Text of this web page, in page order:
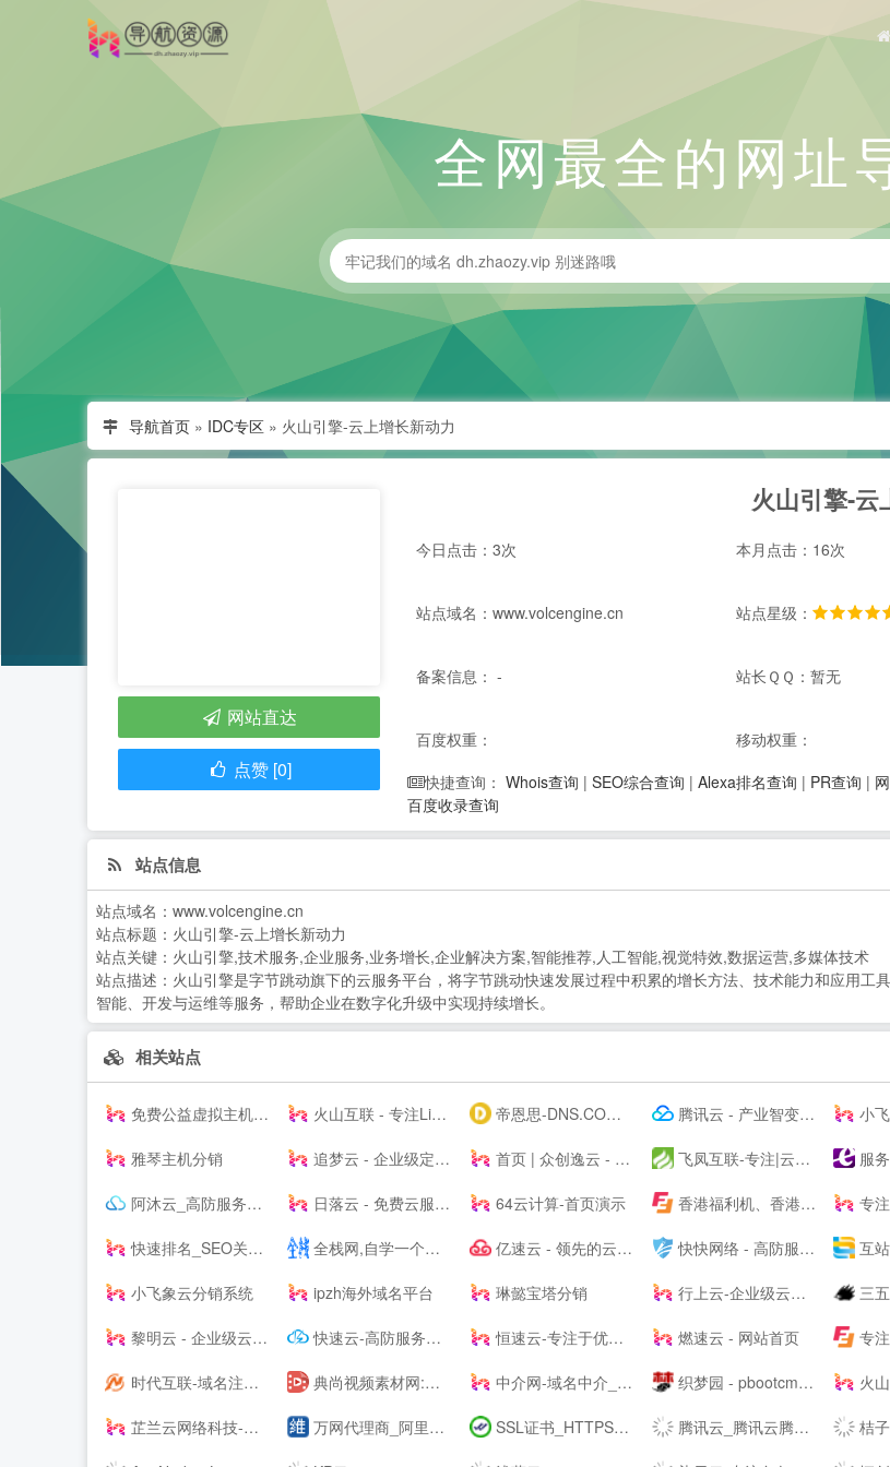
全网最全的网址
导航首页 » IDC专区 » 火山引擎-云上增长新动力
火山引擎-云
今日点击：3次 本月点击：16次
站点域名：www.volcengine.cn 站点星级：
备案信息： - 站长ＱＱ：暂无
百度权重： 移动权重：
快捷查询： Whois查询 | SEO综合查询 | Alexa排名查询 | PR查询 |
百度收录查询
网站直达
点赞 [0]
站点信息
站点域名： www.volcengine.cn
站点标题： 火山引擎-云上增长新动力
站点关键： 火山引擎,技术服务,企业服务,业务增长,企业解决方案,智能推荐,人工智能,视觉特效,数据运营,多媒体技术
站点描述： 火山引擎是字节跳动旗下的云服务平台，将字节跳动快速发展过程中积累的增长方法、技术能力和应用
智能、开发与运维等服务，帮助企业在数字化升级中实现持续增长。
相关站点
免费公益虚拟主机|雷电云互联-公益挂机宝_公益vps挂机宝_公益云电脑_3元挂机宝_4元挂机宝_低价挂机宝_低价云电脑_5元挂机宝_达龙云电脑-挂机宝官网 火山互联 - 专注Linux应用,弹性云主机 - 四川火山互联信息科技有限责任公司 帝恩思-DNS.COM：DNS综合服务提供商-免费DNS解析-云解析-高防CDN-DNS劫持-SSL证书-网站劫持检测-宕机监控-云服务器ECS 腾讯云 - 产业智变 云启未来 小
雅琴主机分销 追梦云 - 企业级定制高防云服务器、虚拟主机、服务器租用托管服务提供商 首页 | 众创逸云 - 为全民开发者而生的专业云服务器 飞凤互联-专注|云主机|云空间|vps主机|拨号vps|虚拟主机|挂机宝|电信服务器|香港服务器 服务器租用_
阿沐云_高防服务器_香港服务器_高性价比云计算产品 日落云 - 免费云服务器免费主机专注优质云服务 64云计算-首页演示 香港福利机、香港云服务器、美国站群VPS及物理主机提供商 专注|域名注册|com域
快速排名_SEO关键词优化_SEO网站优化平台「推否SEO」 全栈网,自学一个全栈工程师 亿速云 - 领先的云服务器、高防服务器、香港服务器云计算服务商！ 快快网络 - 高防服务器租用,DDOS高防清洗,高防BGP服务器 互站网 - 国内
小飞象云分销系统 ipzh海外域名平台 琳懿宝塔分销 行上云-企业级云服务器-虚拟云主机-高防服务器租用托管服务商 三
黎明云 - 企业级云服务器、服务器租用托管服务提供商 快速云-高防服务器租用秒解-香港vps-香港云服务器-江苏高防BGP服务器租用-快速云 恒速云-专注于优质美国香港云服务器 燃速云 - 网站首页 专注|高端特价|
时代互联-域名注册查询,虚拟主机,云服务器租用等领导品牌服务 典尚视频素材网:高清视频素材下载网站,视频素材、AE模板素材下载、AE素材、舞台背景视频、LED背景视频免费下载、会声会影、Pr模板、edius模板 中介网-域名中介_网站中介_第三方中介交易平台-zhongjie.com 织梦园 - pbootcms模板_云优模板_Wordpress主题模板_网站模板下载站 火山
芷兰云网络科技-领先的云计算服务商！[www.zhilanit.com]-四川成都天府热线高防服务器,德阳高防服务器,成都服务器托管,成都服务器租用,成都云服务器,成都高防vps,云计算 万网代理商_阿里云代理商_虚拟主机_网页空间_企业邮箱_域名注册 SSL证书_HTTPS加密_国密SSL数字证书 - 沃通CA【--】 腾讯云_腾讯云腾讯课堂-- 桔子数据-铭联科技-